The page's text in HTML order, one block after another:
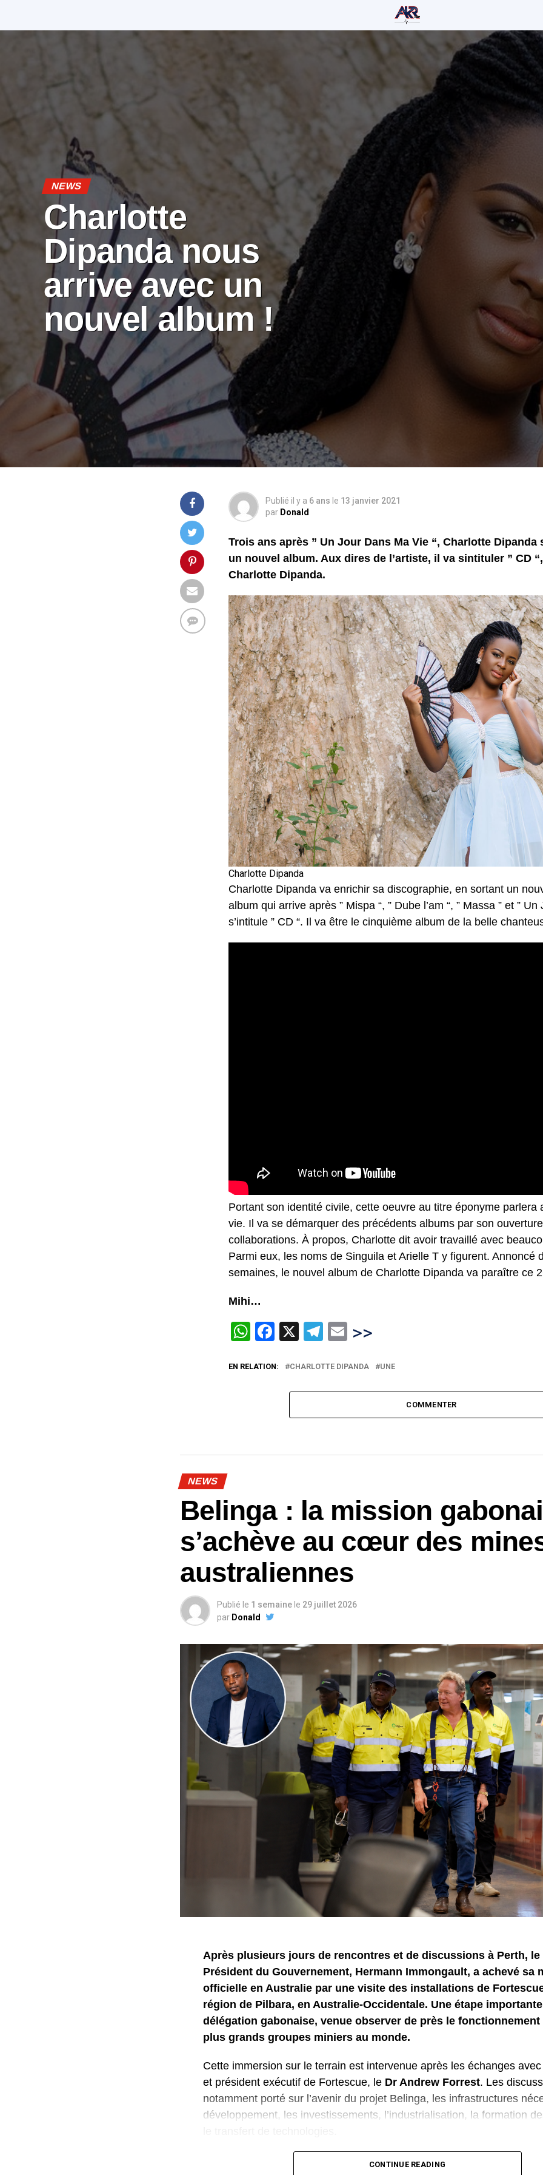
NEWS
Charlotte
Dipanda nous
arrive avec un
nouvel album !
Publié il y a 6 ans le 13 janvier 2021
par Donald
Trois ans après ” Un Jour Dans Ma Vie “, Charlotte Dipanda
un nouvel album. Aux dires de l’artiste, il va sintituler ” CD
Charlotte Dipanda.
Charlotte Dipanda
Charlotte Dipanda va enrichir sa discographie, en sortant un
album qui arrive après ” Mispa “, ” Dube l’am “, ” Massa ” et ”
s’intitule ” CD “. Il va être le cinquième album de la belle
Portant son identité civile, cette oeuvre au titre éponyme parlera
vie. Il va se démarquer des précédents albums par son
collaborations. À propos, Charlotte dit avoir travaillé avec
Parmi eux, les noms de Singuila et Arielle T y figurent. Annoncé
semaines, le nouvel album de Charlotte Dipanda va paraître ce
Mihi…
WhatsApp
Facebook
X Telegram
Email
>>
EN RELATION: CHARLOTTE DIPANDA UNE
COMMENTER
NEWS
Belinga : la mission
s’achève au cœur des
australiennes
Publié le 1 semaine le 29 juillet 2026
par Donald
Après plusieurs jours de rencontres et de discussions à Perth, le
Président du Gouvernement, Hermann Immongault, a achevé sa
officielle en Australie par une visite des installations de
région de Pilbara, en Australie-Occidentale. Une étape
délégation gabonaise, venue observer de près le fonctionnement
plus grands groupes miniers au monde.
Cette immersion sur le terrain est intervenue après les échanges
et président exécutif de Fortescue, le Dr Andrew Forrest. Les
notamment porté sur l’avenir du projet Belinga, les infrastructures
développement, les investissements, l’industrialisation, la formation
À Pilbara, la délégation a découvert une chaîne de production
CONTINUE READING